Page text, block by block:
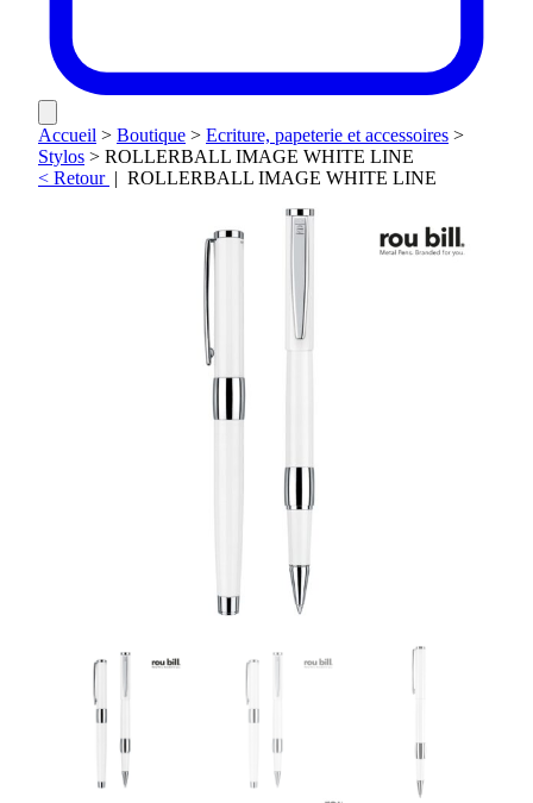
Accueil > Boutique > Ecriture, papeterie et accessoires >
Stylos > ROLLERBALL IMAGE WHITE LINE
< Retour | ROLLERBALL IMAGE WHITE LINE